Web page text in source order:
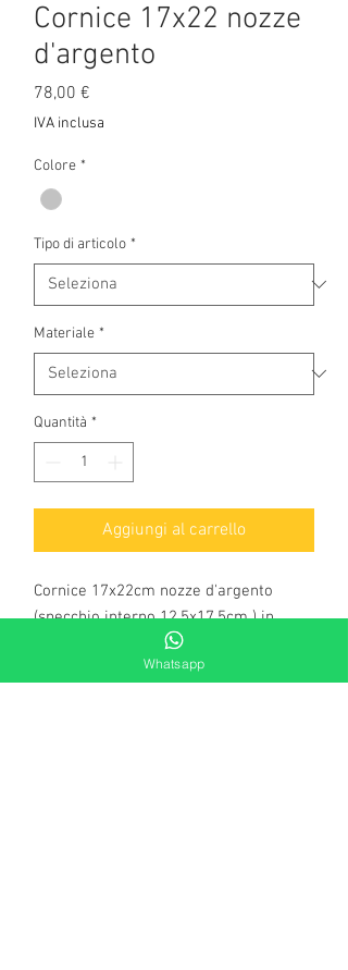
Cornice 17x22 nozze
d'argento
78,00 €
IVA inclusa
Colore *
Tipo di articolo *
Materiale *
Quantità *
Aggiungi al carrello
Cornice 17x22cm nozze d'argento
(specchio interno 12,5x17,5cm ) in
lamina d'argento 925 millesimi
Whatsapp